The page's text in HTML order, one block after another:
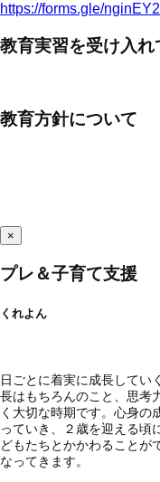
https://forms.gle/
教育実習を受け入れ
教育方針について
×
プレ＆子育て支援
くれよん
日ごとに着実に成長してい
長はもちろんのこと、思考
く大切な時期です。心身の
っていき、２歳を迎える頃
どもたちとかかわることが
なってきます。